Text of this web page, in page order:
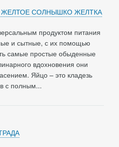
ЖЕЛТОЕ СОЛНЫШКО ЖЕЛТКА
продуктом питания
и сытные, с их помощью
самые простые обыденные
вдохновения они
Яйцо – это кладезь
с полным...